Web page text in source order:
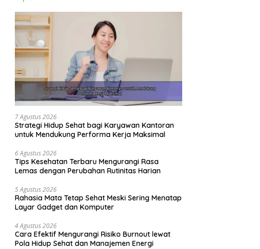
7 Agustus 2026
Strategi Hidup Sehat bagi Karyawan Kantoran
untuk Mendukung Performa Kerja Maksimal
6 Agustus 2026
Tips Kesehatan Terbaru Mengurangi Rasa
Lemas dengan Perubahan Rutinitas Harian
5 Agustus 2026
Rahasia Mata Tetap Sehat Meski Sering Menatap
Layar Gadget dan Komputer
4 Agustus 2026
Cara Efektif Mengurangi Risiko Burnout lewat
Pola Hidup Sehat dan Manajemen Energi